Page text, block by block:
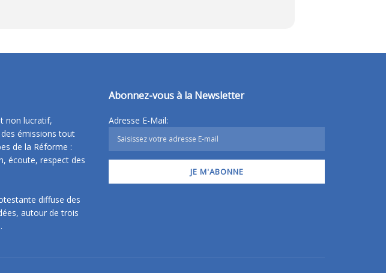
non lucratif,
émissions tout
de la Réforme :
écoute, respect des
diffuse des
autour de trois
Abonnez-vous à la Newsletter
Adresse E-Mail: